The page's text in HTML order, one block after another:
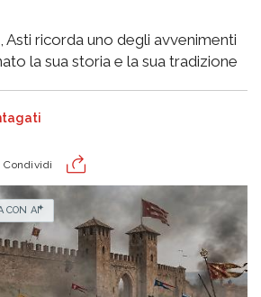
Asti ricorda uno degli avvenimenti
la sua storia e la sua tradizione
Condividi
CON AI